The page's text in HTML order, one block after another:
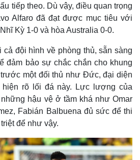
tiếp theo. Dù vậy, điều quan trọng
Alfaro đã đạt được mục tiêu với
Kỳ 1-0 và hòa Australia 0-0.
cả đội hình về phòng thủ, sẵn sàng
đảm bảo sự chắc chắn cho khung
một đối thủ như Đức, đại diện
hiện rõ lối đá này. Lực lượng của
hậu vệ ở tầm khá như Omar
Fabián Balbuena đủ sức để thi
để như vậy.